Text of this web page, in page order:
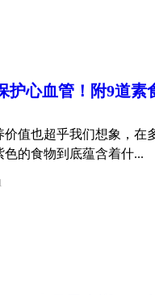
护心血管！附9道素
值也超乎我们想象，在
的食物到底蕴含着什...